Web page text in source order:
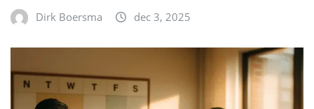
Dirk Boersma dec 3, 2025